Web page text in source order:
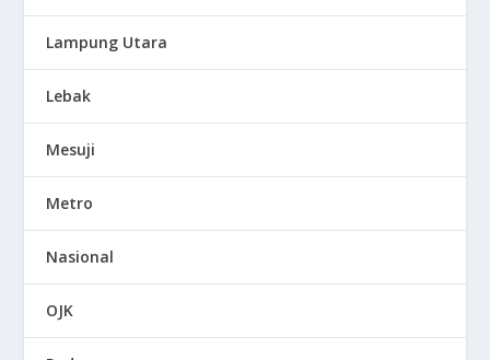
Lampung Utara
Lebak
Mesuji
Metro
Nasional
OJK